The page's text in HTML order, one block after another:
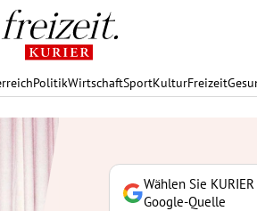
PolitikWirtschaftSportKulturFreizeit
Wählen Sie
Google-Quelle